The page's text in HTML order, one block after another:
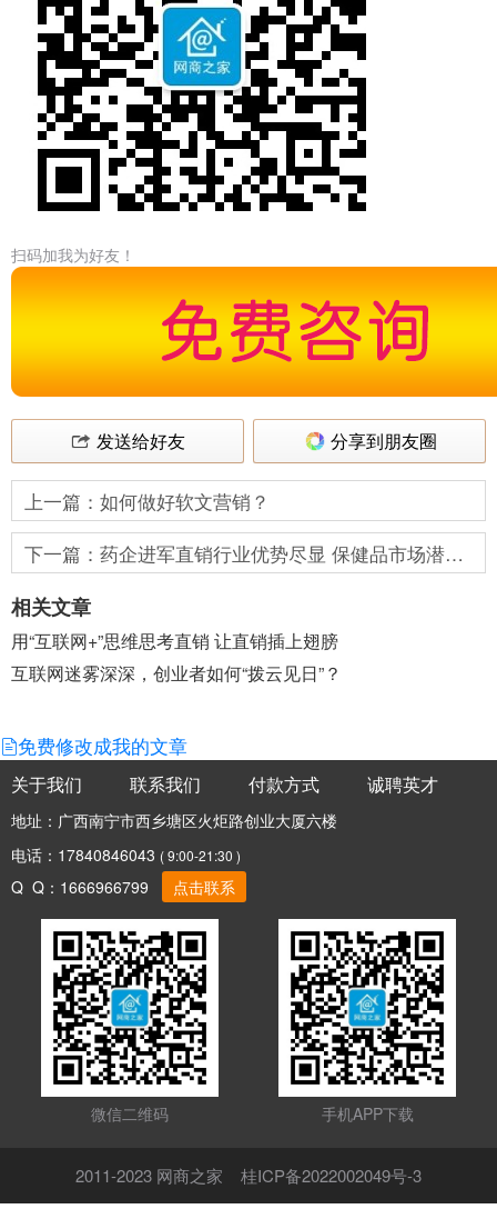
扫码加我为好友！
发送给好友 分享到朋友圈
上一篇：如何做好软文营销？
下一篇：药企进军直销行业优势尽显 保健品市场潜力巨大
相关文章
用“互联网+”思维思考直销 让直销插上翅膀
互联网迷雾深深，创业者如何“拨云见日”？
免费修改成我的文章
关于我们 联系我们 付款方式 诚聘英才
地址：广西南宁市西乡塘区火炬路创业大厦六楼
电话：17840846043 ( 9:00-21:30 )
Q Q：1666966799 点击联系
微信二维码 手机APP下载
2011-2023 网商之家 桂ICP备2022002049号-3